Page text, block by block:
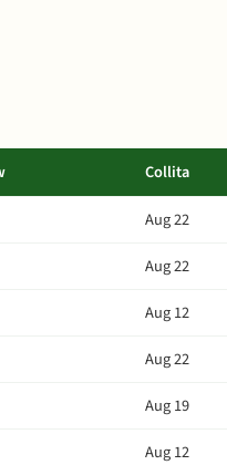
Collita
Aug 22
Aug 22
Aug 12
Aug 22
Aug 19
Aug 12